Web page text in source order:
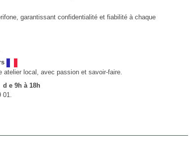
garantissant confidentialité et fiabilité à chaque
local, avec passion et savoir-faire.
e 9h à 18h